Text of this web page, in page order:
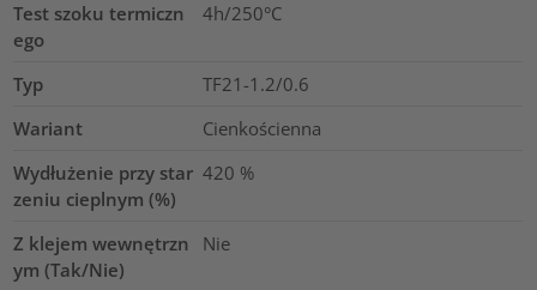
Test szoku termiczn
ego
4h/250°C
Typ
TF21-1.2/0.6
Wariant
Cienkościenna
Wydłużenie przy star
zeniu cieplnym (%)
420 %
Z klejem wewnętrzn
ym (Tak/Nie)
Nie